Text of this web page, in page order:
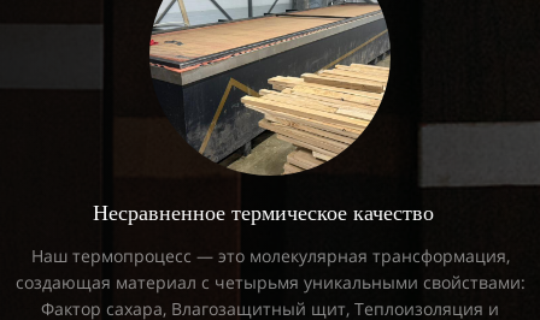
Несравненное термическое качество
Наш термопроцесс — это молекулярная трансформация,
создающая материал с четырьмя уникальными свойствами:
Фактор сахара, Влагозащитный щит, Теплоизоляция и